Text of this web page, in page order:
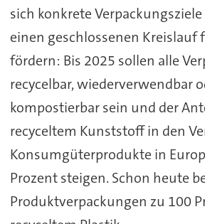
sich konkrete
einen geschlossenen Kreislauf
fördern: Bis 2025 sollen alle
recycelbar, wiederverwendbar
kompostierbar sein und der
recyceltem Kunststoff in den
Konsumgüterprodukte in
Prozent steigen. Schon heute
Produktverpackungen zu 100